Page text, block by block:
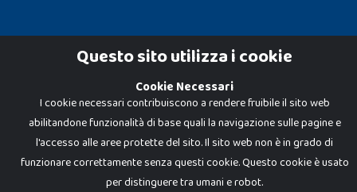
Dadi e Mattoncini è un brand di Giocabene Srl. Ogni riproduzione o utilizzo non
espressamente autorizzato è severamente vietato. Tutti i loghi, marchi,
brand elencati nel presente shop sono di proprietà dei rispettivi titolari.
I prezzi e le promozioni pubblicate potrebbero differire da quanto esposto in
negozio.
Giocabene Srl - via della Posta 8, 20123 Milano (MI)
P.IVA 02608090425 - REA AN201199 - C.S. 10.000 i.v.
Questo sito utilizza i cookie
Cookie Necessari
I cookie necessari contribuiscono a rendere fruibile il sito web
abilitandone funzionalità di base quali la navigazione sulle pagine e
l'accesso alle aree protette del sito. Il sito web non è in grado di
funzionare correttamente senza questi cookie. Questo cookie è usato
per distinguere tra umani e robot.